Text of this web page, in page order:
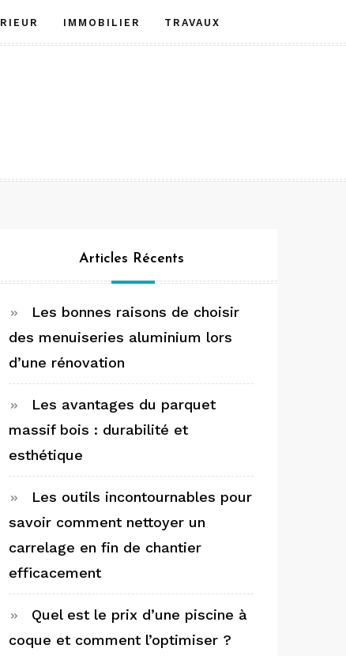
IMMOBILIER TRAVAUX
Articles Récents
Les bonnes raisons de choisir
des menuiseries aluminium lors
d’une rénovation
Les avantages du parquet
massif bois : durabilité et
esthétique
Les outils incontournables pour
savoir comment nettoyer un
carrelage en fin de chantier
efficacement
Quel est le prix d’une piscine à
coque et comment l’optimiser ?